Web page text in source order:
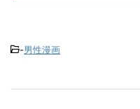
-男性漫画